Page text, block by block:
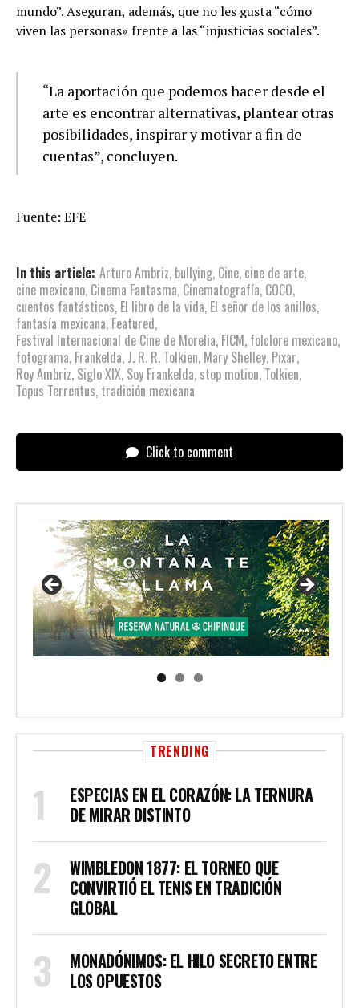
mundo”. Aseguran, además, que no les gusta “cómo
viven las personas» frente a las “injusticias sociales”.
“La aportación que podemos hacer desde el
arte es encontrar alternativas, plantear otras
posibilidades, inspirar y motivar a fin de
cuentas”, concluyen.
Fuente: EFE
In this article: Arturo Ambriz, bullying, Cine, cine de arte,
cine mexicano, Cinema Fantasma, Cinematografía, COCO,
cuentos fantásticos, El libro de la vida, El señor de los anillos,
fantasía mexicana, Featured,
Festival Internacional de Cine de Morelia, FICM, folclore mexicano,
fotograma, Frankelda, J. R. R. Tolkien, Mary Shelley, Pixar,
Roy Ambriz, Siglo XIX, Soy Frankelda, stop motion, Tolkien,
Topus Terrentus, tradición mexicana
Click to comment
TRENDING
ESPECIAS EN EL CORAZÓN: LA TERNURA
DE MIRAR DISTINTO
WIMBLEDON 1877: EL TORNEO QUE
CONVIRTIÓ EL TENIS EN TRADICIÓN
GLOBAL
MONADÓNIMOS: EL HILO SECRETO ENTRE
LOS OPUESTOS